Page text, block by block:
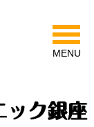
MENU